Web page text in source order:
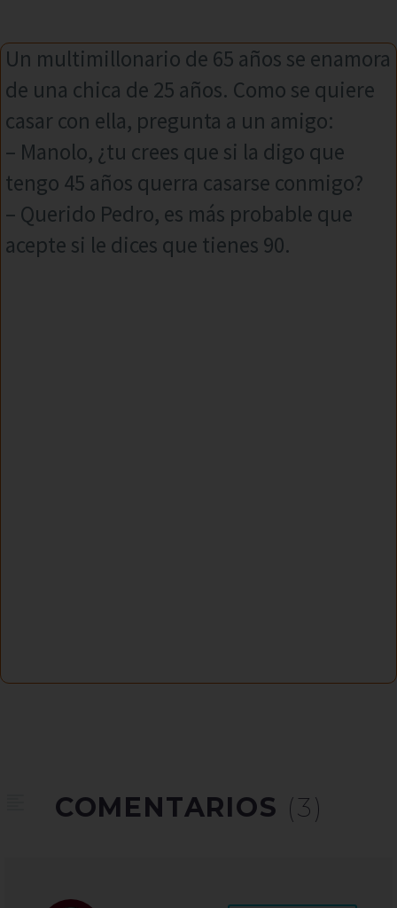
Un multimillonario de 65 años se enamora
de una chica de 25 años. Como se quiere
casar con ella, pregunta a un amigo:
– Manolo, ¿tu crees que si la digo que
tengo 45 años querra casarse conmigo?
– Querido Pedro, es más probable que
acepte si le dices que tienes 90.
COMENTARIOS (3)